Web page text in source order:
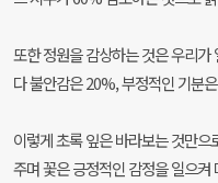
또한 정원을 감상하는 것은 우리
다 불안감은 20%, 부정적인 기분
이렇게 초록 잎은 바라보는 것만
주며 꽃은 긍정적인 감정을 일으